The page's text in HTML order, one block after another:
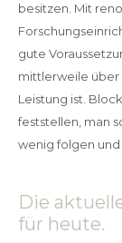
besitzen. Mit
gute
mittlerweile über
Leistung ist.
feststellen, man
wenig folgen und
Die
für heute.